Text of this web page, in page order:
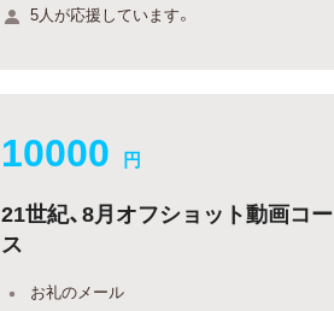
5人が応援しています。
10000 円
21世紀、8月オフショット動画コー
ス
お礼のメール